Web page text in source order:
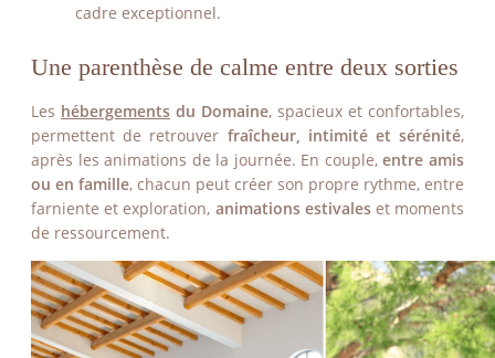
cadre exceptionnel.
Une parenthèse de calme entre deux sorties
Les hébergements du Domaine, spacieux et confortables,
permettent de retrouver fraîcheur, intimité et sérénité,
après les animations de la journée. En couple,entre amis
ou en famille, chacun peut créer son propre rythme, entre
farniente et exploration, animations estivaleset moments
de ressourcement.